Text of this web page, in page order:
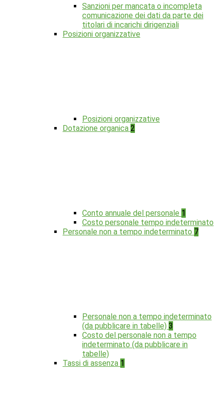
Sanzioni per mancata o incompleta
comunicazione dei dati da parte dei
titolari di incarichi dirigenziali
Posizioni organizzative
Posizioni organizzative
Dotazione organica 2
Conto annuale del personale 1
Costo personale tempo indeterminato
Personale non a tempo indeterminato 7
Personale non a tempo indeterminato
(da pubblicare in tabelle) 3
Costo del personale non a tempo
indeterminato (da pubblicare in
tabelle)
Tassi di assenza 1